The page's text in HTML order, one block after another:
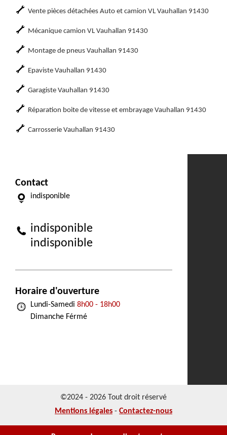
Vente pièces détachées Auto et camion VL Vauhallan 91430
Mécanique camion VL Vauhallan 91430
Montage de pneus Vauhallan 91430
Epaviste Vauhallan 91430
Garagiste Vauhallan 91430
Réparation boite de vitesse et embrayage Vauhallan 91430
Carrosserie Vauhallan 91430
Contact
indisponible
indisponible
indisponible
Horaire d'ouverture
Lundi-Samedi 8h00 - 18h00
Dimanche Férmé
©2024 - 2026 Tout droit réservé
Mentions légales - Contactez-nous